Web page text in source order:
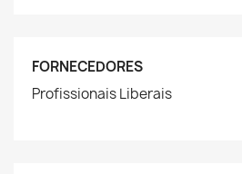
FORNECEDORES
Profissionais Liberais